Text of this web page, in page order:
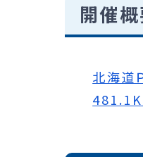
開催
北海道